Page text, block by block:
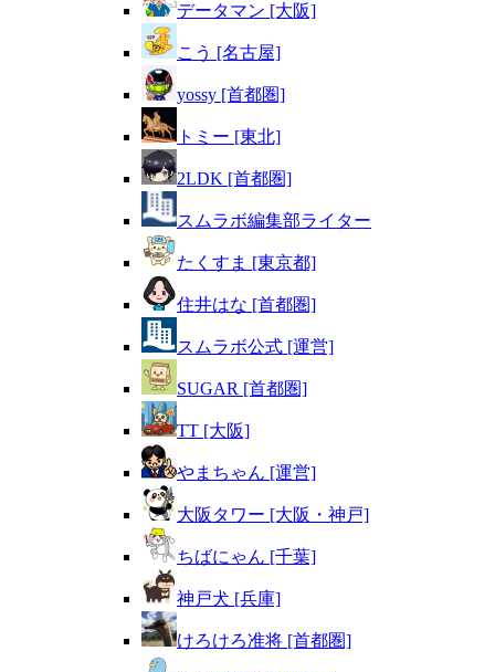
データマン [大阪]
こう [名古屋]
yossy [首都圏]
トミー [東北]
2LDK [首都圏]
スムラボ編集部ライター
たくすま [東京都]
住井はな [首都圏]
スムラボ公式 [運営]
SUGAR [首都圏]
TT [大阪]
やまちゃん [運営]
大阪タワー [大阪・神戸]
ちばにゃん [千葉]
神戸犬 [兵庫]
けろけろ准将 [首都圏]